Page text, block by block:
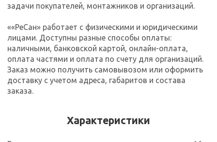
задачи покупателей, монтажников и организаций.
««РеСан» работает с физическими и юридическими
лицами. Доступны разные способы оплаты:
наличными, банковской картой, онлайн-оплата,
оплата частями и оплата по счету для организаций.
Заказ можно получить самовывозом или оформить
доставку с учетом адреса, габаритов и состава
заказа.
Характеристики